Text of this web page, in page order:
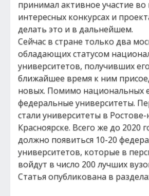
принимал активное участие во
интересных конкурсах и
делать это и в дальнейшем.
Сейчас в стране только два
обладающих статусом
университетов, получивших
ближайшее время к ним
новых. Помимо национальных
федеральные университеты.
стали университеты в
Красноярске. Всего же до 2020
должно появиться 10-20
университетов, которые в
войдут в число 200 лучших
Статья опубликована в